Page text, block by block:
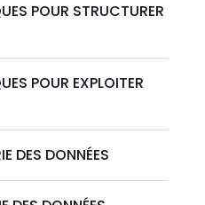
POUR STRUCTURER
POUR EXPLOITER
DES DONNÉES